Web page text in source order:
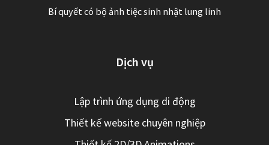
Bí quyết có bộ ảnh tiệc sinh nhật lung linh
Dịch vụ
Lập trình ứng dụng di động
Thiết kế website chuyên nghiệp